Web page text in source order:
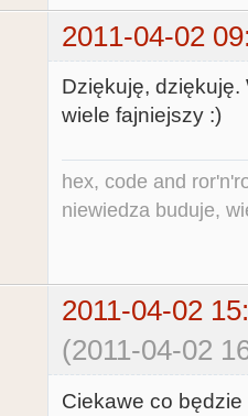
2011-04-02
Dziękuję, dziękuję.
wiele fajniejszy :)
hex, code and
niewiedza buduje,
2011-04-02
(2011-04-02
Ciekawe co będzie